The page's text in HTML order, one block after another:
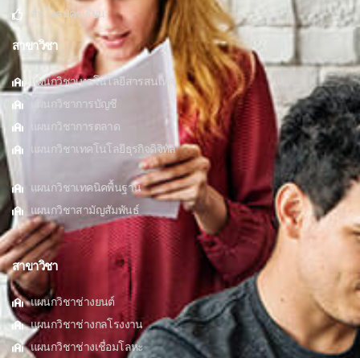
สนใจสมัครเรียน
สาขาวิชา
แผนกวิชาเทคโนโลยีสารสนเทศ
แผนกวิชาการบัญชี
แผนกวิชาการตลาด
แผนกวิชาเทคโนโลยีธุรกิจดิจิทัล
แผนกวิชาเทคนิคพื้นฐาน
แผนกวิชาสามัญสัมพันธ์
สาขาวิชา
แผนกวิชาช่างยนต์
แผนกวิชาช่างกลโรงงาน
แผนกวิชาช่างเชื่อมโลหะ